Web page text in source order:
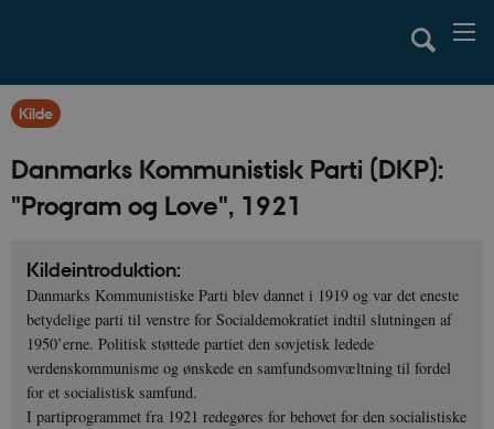
Kilde
Danmarks Kommunistisk Parti (DKP):
"Program og Love", 1921
Kildeintroduktion:
Danmarks Kommunistiske Parti blev dannet i 1919 og var det eneste
betydelige parti til venstre for Socialdemokratiet indtil slutningen af
1950’erne. Politisk støttede partiet den sovjetisk ledede
verdenskommunisme og ønskede en samfundsomvæltning til fordel
for et socialistisk samfund.
I partiprogrammet fra 1921 redegøres for behovet for den socialistiske